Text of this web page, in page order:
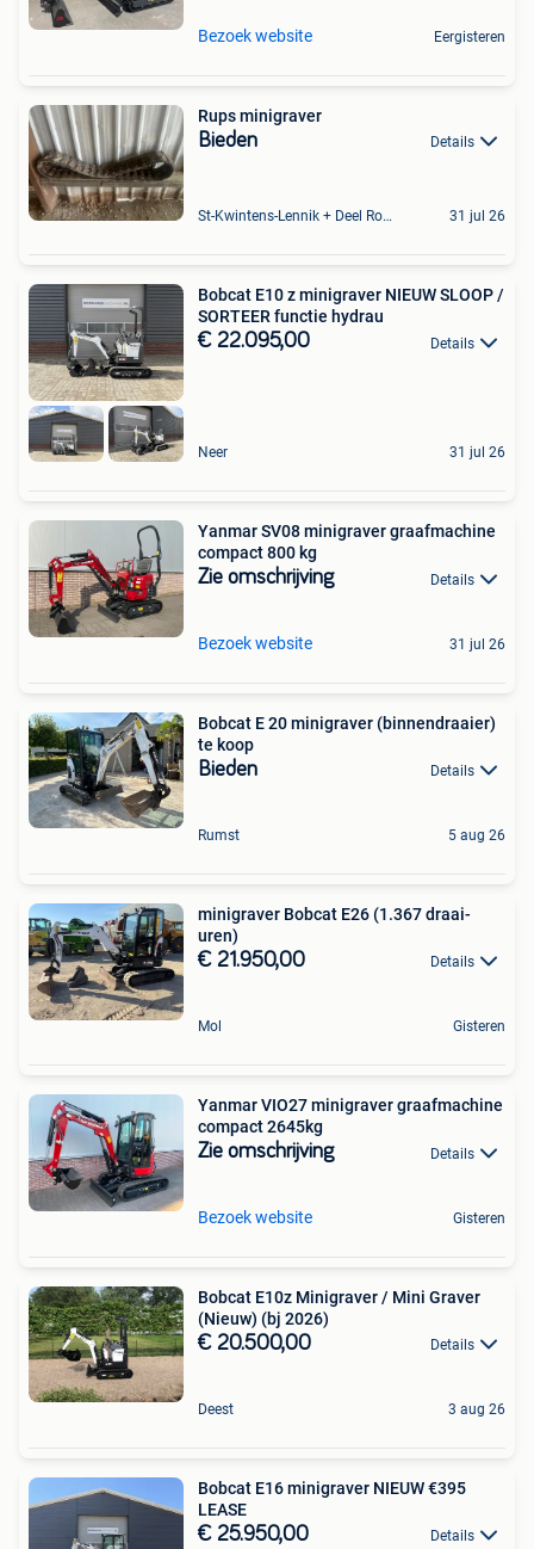
Bezoek website Eergisteren
Rups minigraver
Bieden Details
St-Kwintens-Lennik + Deel Roosdaal 31 jul 26
Bobcat E10 z minigraver NIEUW SLOOP /
SORTEER functie hydrau
€ 22.095,00 Details
Neer 31 jul 26
Yanmar SV08 minigraver graafmachine
compact 800 kg
Zie omschrijving Details
Bezoek website 31 jul 26
Bobcat E 20 minigraver (binnendraaier)
te koop
Bieden Details
Rumst 5 aug 26
minigraver Bobcat E26 (1.367 draai-
uren)
€ 21.950,00 Details
Mol Gisteren
Yanmar VIO27 minigraver graafmachine
compact 2645kg
Zie omschrijving Details
Bezoek website Gisteren
Bobcat E10z Minigraver / Mini Graver
(Nieuw) (bj 2026)
€ 20.500,00 Details
Deest 3 aug 26
Bobcat E16 minigraver NIEUW €395
LEASE
€ 25.950,00 Details